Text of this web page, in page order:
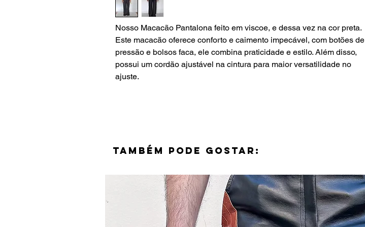
Nosso Macacão Pantalona feito em viscoe, e dessa vez na cor preta.
Este macacão oferece conforto e caimento impecável, com botões de
pressão e bolsos faca, ele combina praticidade e estilo. Além disso,
possui um cordão ajustável na cintura para maior versatilidade no
ajuste.
TAMBÉM PODE GOSTAR: